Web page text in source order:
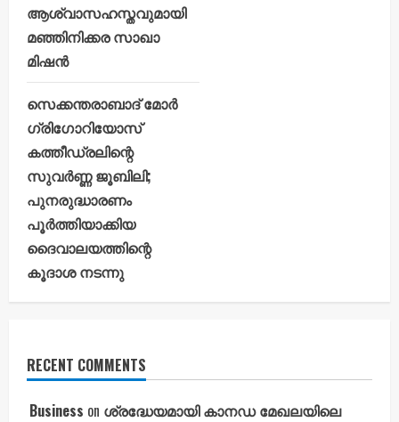
ആശ്വാസഹസ്തവുമായി
മഞ്ഞിനിക്കര സാഖാ
മിഷൻ
സെക്കന്തരാബാദ് മോർ
ഗ്രിഗോറിയോസ്
കത്തീഡ്രലിന്റെ
സുവർണ്ണ ജൂബിലി;
പുനരുദ്ധാരണം
പൂർത്തിയാക്കിയ
ദൈവാലയത്തിന്റെ
കൂദാശ നടന്നു
RECENT COMMENTS
Business on ശ്രദ്ധേയമായി കാനഡ മേഖലയിലെ